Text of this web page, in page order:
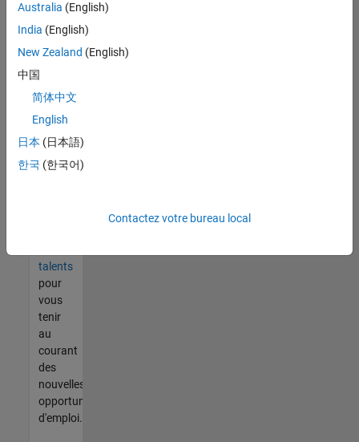
malgré
tout
vous
trouvez
pas
d'offre
corresponde
à vos
talents
pour
vous
tenir
au
courant
des
nouvelles
opportunités
d'emploi.
Australia (English)
India (English)
New Zealand (English)
中国
简体中文
English
日本 (日本語)
한국 (한국어)
Contactez votre bureau local